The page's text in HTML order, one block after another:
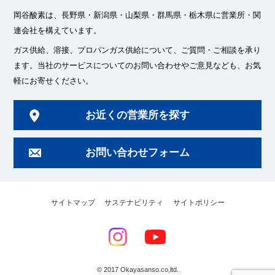
岡谷酸素は、長野県・新潟県・山梨県・群馬県・栃木県に営業所・関
連会社を構えています。
ガス供給、溶接、プロパンガス供給について、ご質問・ご相談を承り
ます。 当社のサービスについてのお問い合わせやご意見なども、お気
軽にお寄せください。
お近くの営業所を探す
お問い合わせフォーム
サイトマップ サステナビリティ サイトポリシー
© 2017 Okayasanso.co,ltd.